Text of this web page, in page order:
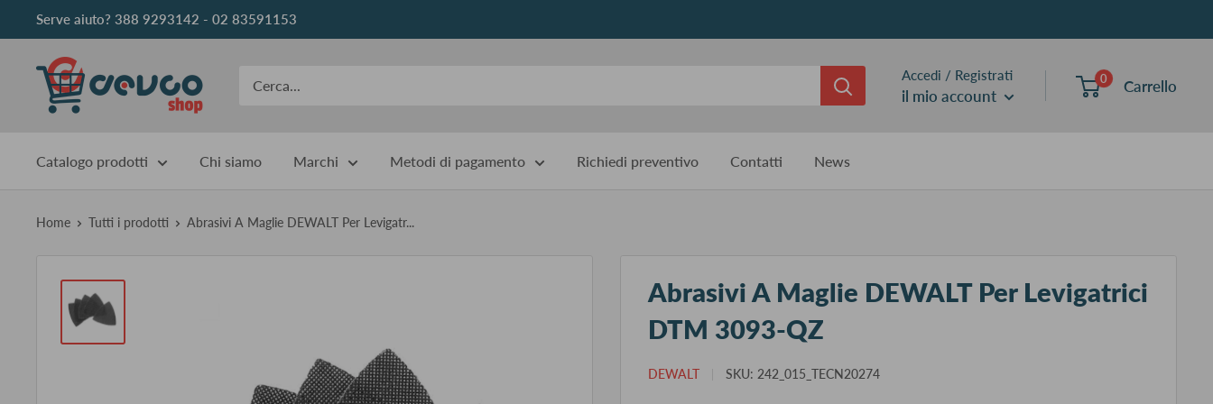
al
contenuto
Serve aiuto? 388 9293142 - 02 83591153
DEVCOshop Accedi / Registrati
il mio account
0 Carrello
Catalogo prodotti Chi siamo Marchi Metodi di pagamento Richiedi preventivo Contatti News
Home Tutti i prodotti Abrasivi A Maglie DEWALT Per Levigatr...
Abrasivi A Maglie DEWALT Per Levigatrici
DTM 3093-QZ
DEWALT SKU: 242_015_TECN20274